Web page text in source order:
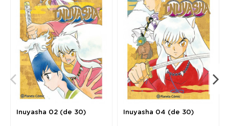
Inuyasha 02 (de 30) Inuyasha 04 (de 30)